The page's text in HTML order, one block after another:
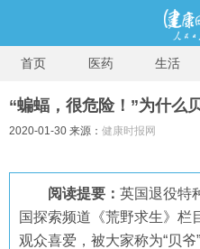
首页 医药 生活
“蝙蝠，很危险！”为什么
2020-01-30 来源： 健康时报网
阅读提要： 英国退役特
国探索频道《荒野求生》栏
观众喜爱，被大家称为“贝